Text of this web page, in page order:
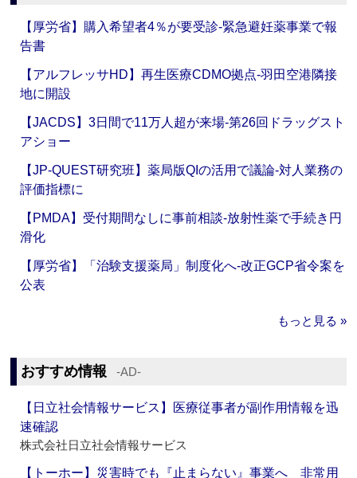
【厚労省】購入希望者4％が要受診‐緊急避妊薬事業で報
告書
【アルフレッサHD】再生医療CDMO拠点‐羽田空港隣接
地に開設
【JACDS】3日間で11万人超が来場‐第26回ドラッグスト
アショー
【JP-QUEST研究班】薬局版QIの活用で議論‐対人業務の
評価指標に
【PMDA】受付期間なしに事前相談‐放射性薬で手続き円
滑化
【厚労省】「治験支援薬局」制度化へ‐改正GCP省令案を
公表
もっと見る »
おすすめ情報 ‐AD‐
【日立社会情報サービス】医療従事者が副作用情報を迅
速確認
株式会社日立社会情報サービス
【トーホー】災害時でも『止まらない』事業へ 非常用